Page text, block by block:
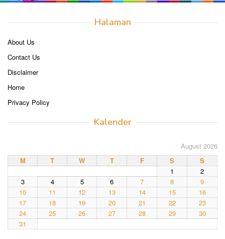
Halaman
About Us
Contact Us
Disclaimer
Home
Privacy Policy
Kalender
August 2026
M
T W T F S
S
1
2
3
4 5 6 7 8
9
10
11 12 13 14 15
16
17
18 19 20 21 22
23
24
25 26 27 28 29
30
31